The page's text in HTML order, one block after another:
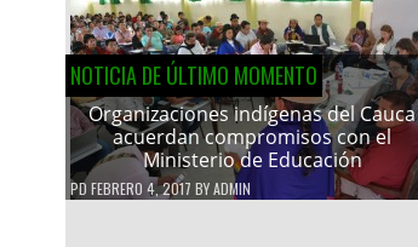
NOTICIA DE ÚLTIMO MOMENTO
Organizaciones indígenas del Cauca
acuerdan compromisos con el
Ministerio de Educación
PD FEBRERO 4, 2017 BYADMIN